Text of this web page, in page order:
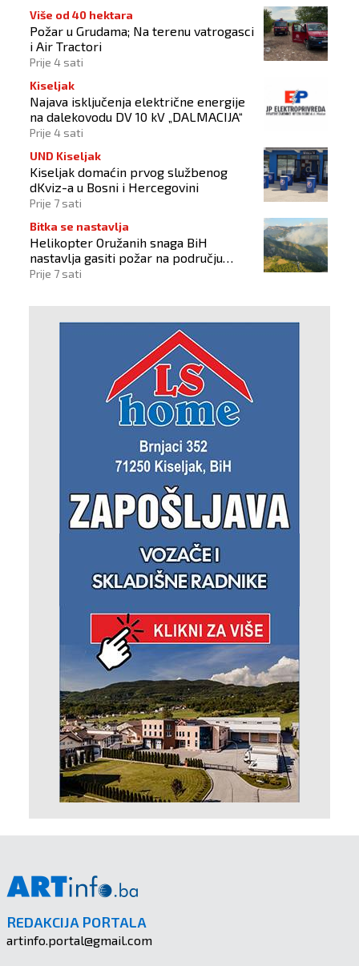
Više od 40 hektara
Požar u Grudama; Na terenu vatrogasci
i Air Tractori
Prije 4 sati
Kiseljak
Najava isključenja električne energije
na dalekovodu DV 10 kV „DALMACIJA“
Prije 4 sati
UND Kiseljak
Kiseljak domaćin prvog službenog
dKviz-a u Bosni i Hercegovini
Prije 7 sati
Bitka se nastavlja
Helikopter Oružanih snaga BiH
nastavlja gasiti požar na području
Konjica
Prije 7 sati
REDAKCIJA PORTALA
artinfo.portal@gmail.com